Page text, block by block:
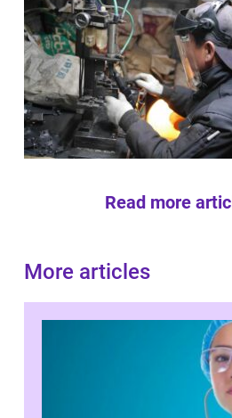
Read more
More articles